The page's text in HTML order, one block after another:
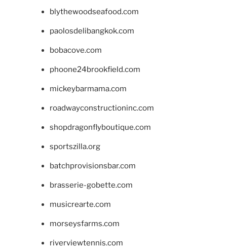
blythewoodseafood.com
paolosdelibangkok.com
bobacove.com
phoone24brookfield.com
mickeybarmama.com
roadwayconstructioninc.com
shopdragonflyboutique.com
sportszilla.org
batchprovisionsbar.com
brasserie-gobette.com
musicrearte.com
morseysfarms.com
riverviewtennis.com